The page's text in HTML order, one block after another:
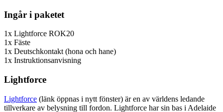
Ingår i paketet
1x Lightforce ROK20
1x Fäste
1x Deutschkontakt (hona och hane)
1x Instruktionsanvisning
Lightforce
Lightforce (länk öppnas i nytt fönster) är en av världens ledande
tillverkare av belysning till fordon. Lightforce har sin bas i Adelaide